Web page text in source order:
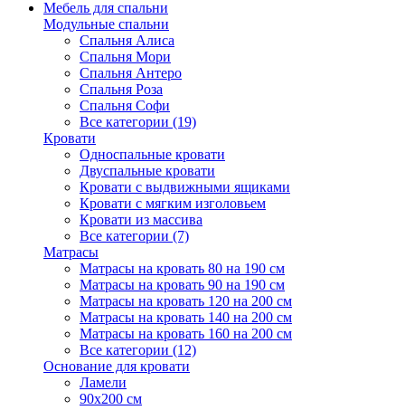
Мебель для спальни
Модульные спальни
Спальня Алиса
Спальня Мори
Спальня Антеро
Спальня Роза
Спальня Софи
Все категории (19)
Кровати
Односпальные кровати
Двуспальные кровати
Кровати с выдвижными ящиками
Кровати с мягким изголовьем
Кровати из массива
Все категории (7)
Матрасы
Матрасы на кровать 80 на 190 см
Матрасы на кровать 90 на 190 см
Матрасы на кровать 120 на 200 см
Матрасы на кровать 140 на 200 см
Матрасы на кровать 160 на 200 см
Все категории (12)
Основание для кровати
Ламели
90х200 см